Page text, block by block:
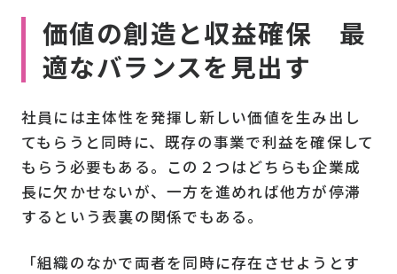
価値の創造と収益確保 最
適なバランスを見出す
社員には主体性を発揮し新しい価値を生み出し
てもらうと同時に、既存の事業で利益を確保して
もらう必要もある。この２つはどちらも企業成
長に欠かせないが、一方を進めれば他方が停滞
するという表裏の関係でもある。
「組織のなかで両者を同時に存在させようとす